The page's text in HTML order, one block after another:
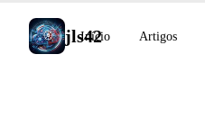
jls42
Início Artigos